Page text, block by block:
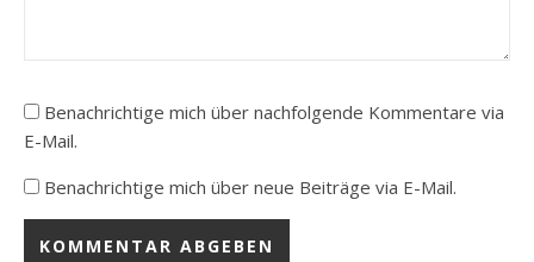
Benachrichtige mich über nachfolgende Kommentare via
E-Mail.
Benachrichtige mich über neue Beiträge via E-Mail.